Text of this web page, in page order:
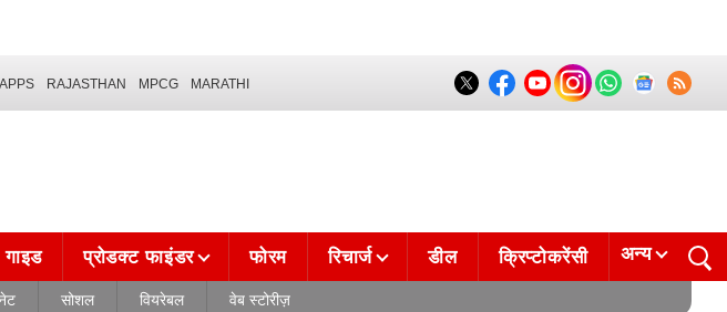
APPS RAJASTHAN MPCG MARATHI
गाइड प्रोडक्ट फाइंडर फोरम रिचार्ज डील क्रिप्टोकरेंसी अन्य
सोशल वियरेबल वेब स्टोरीज़